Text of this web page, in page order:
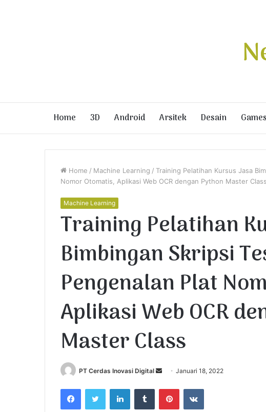
Home 3D Android Arsitek Desain Games
Home / Machine Learning / Training Pelatihan Kursus Jasa
Nomor Otomatis, Aplikasi Web OCR dengan Python Master Class
Machine Learning
Training Pelatihan
Bimbingan Skripsi
Pengenalan Plat
Aplikasi Web OCR
Master Class
PT Cerdas Inovasi Digital
d
Januari 18, 2022